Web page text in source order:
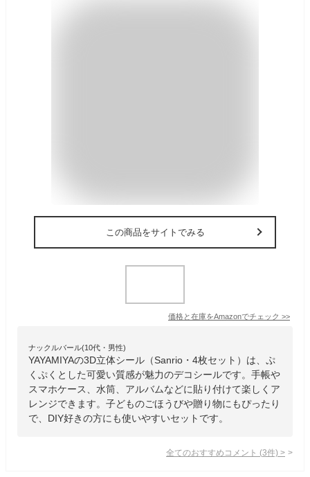
この商品をサイトでみる
価格と在庫をAmazonでチェック >>
ナックルバール(10代・男性)
YAYAMIYAの3D立体シール（Sanrio・4枚セット）は、ぷ
くぷくとした可愛い質感が魅力のデコシールです。手帳や
スマホケース、水筒、アルバムなどに貼り付けて楽しくア
レンジできます。子どものごほうびや贈り物にもぴったり
で、DIY好きの方にも使いやすいセットです。
全てのおすすめコメント (3件) >